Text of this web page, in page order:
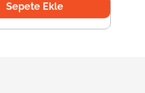
Sepete Ekle